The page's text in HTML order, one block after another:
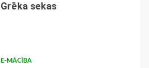
Grēka sekas
E-MĀCĪBA